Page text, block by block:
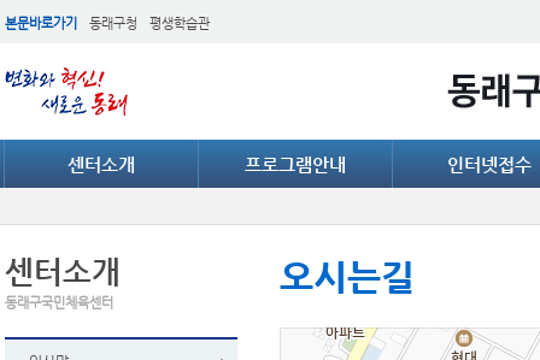
본문바로가기 동래구청 평생학습관
센터소개 프로그램안내 인터넷접수
센터소개
동래구국민체육센터
오시는길